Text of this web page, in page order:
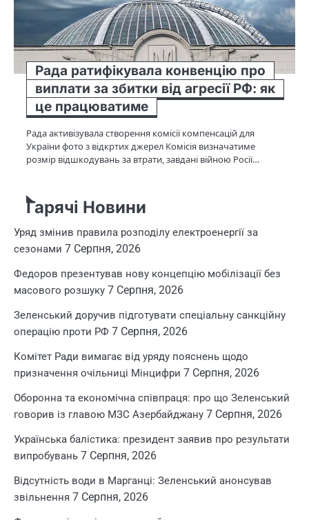
Рада ратифікувала конвенцію про
виплати за збитки від агресії РФ: як
це працюватиме
Рада активізувала створення комісії компенсацій для
України фото з відкртих джерел Комісія визначатиме
розмір відшкодувань за втрати, завдані війною Росії…
Гарячі Новини
Уряд змінив правила розподілу електроенергії за
сезонами 7 Серпня, 2026
Федоров презентував нову концепцію мобілізації без
масового розшуку 7 Серпня, 2026
Зеленський доручив підготувати спеціальну санкційну
операцію проти РФ 7 Серпня, 2026
Комітет Ради вимагає від уряду пояснень щодо
призначення очільниці Мінцифри 7 Серпня, 2026
Оборонна та економічна співпраця: про що Зеленський
говорив із главою МЗС Азербайджану 7 Серпня, 2026
Українська балістика: президент заявив про результати
випробувань 7 Серпня, 2026
Відсутність води в Марганці: Зеленський анонсував
звільнення 7 Серпня, 2026